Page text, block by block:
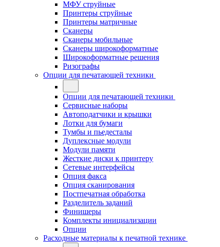
МФУ струйные
Принтеры струйные
Принтеры матричные
Сканеры
Сканеры мобильные
Сканеры широкоформатные
Широкоформатные решения
Ризографы
Опции для печатающей техники
Опции для печатающей техники
Сервисные наборы
Автоподатчики и крышки
Лотки для бумаги
Тумбы и пьедесталы
Дуплексные модули
Модули памяти
Жесткие диски к принтеру
Сетевые интерфейсы
Опция факса
Опция сканирования
Постпечатная обработка
Разделитель заданий
Финишеры
Комплекты инициализации
Опции
Расходные материалы к печатной технике